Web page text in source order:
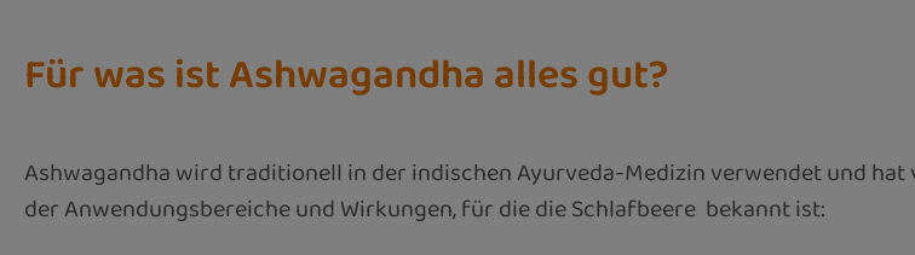
Für was ist Ashwagandha alles gut?
Ashwagandha wird traditionell in der indischen Ayurveda-Medizin verwendet und
der Anwendungsbereiche und Wirkungen, für die die Schlafbeere bekannt ist: